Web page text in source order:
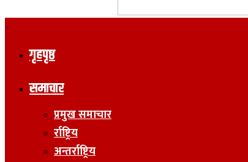
गृहपृष्ठ
समाचार
प्रमुख समाचार
र्राष्ट्रिय
अन्तर्राष्ट्रिय